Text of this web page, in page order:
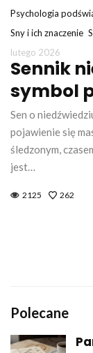
Psychologia
Sny i ich znaczenie
lutego 2026
Sennik
symbol
Sen o
pojawienie się
śledzonym,
jest…
2125 262
Polecane